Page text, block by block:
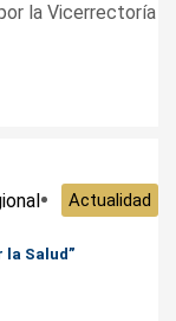
la Vicerrectoría
Actualidad
la Salud”